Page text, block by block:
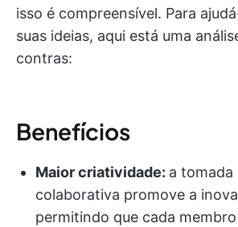
isso é compreensível. Para
suas ideias, aqui está uma
contras:
Benefícios
Maior criatividade: a tomada
colaborativa promove a
permitindo que cada